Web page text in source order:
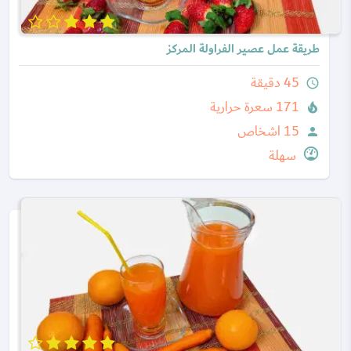
طريقة عمل عصير الفراولة المركز
query_builder 45 دقيقة
local_fire_department 171 سعرة حرارية
person
15 اشخاص
سهلة